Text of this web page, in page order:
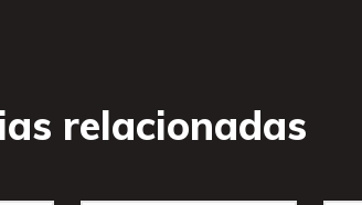
relacionadas